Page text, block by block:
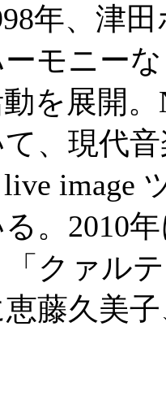
年、津
モニー
を展開
、現代
image
。2010
クァル
藤久美子